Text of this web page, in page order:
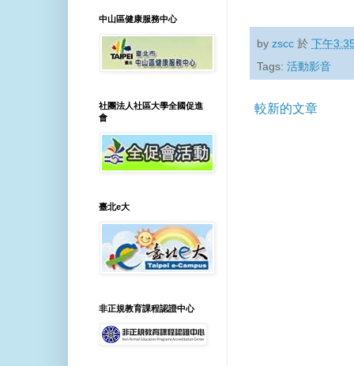
byzscc 於下午
Tags:活動影音
較新的文章
中山區健康服務中心
社團法人社區大學全國促進
會
臺北e大
非正規教育課程認證中心